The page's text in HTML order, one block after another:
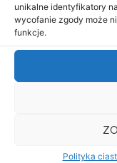
unikalne identyfikatory
wycofanie zgody może
funkcje.
Polityka